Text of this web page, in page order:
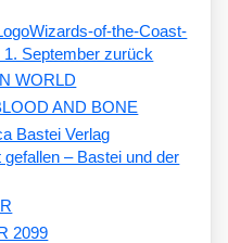
Wizards-of-the-Coast-
September zurück
WORLD
AND BONE
– Bastei und der
2099